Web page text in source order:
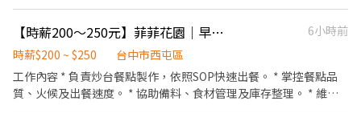
【時薪200～250元】菲菲花園｜早班炒台工讀｜依能力敘薪｜需具炒台經驗
6小時前
時薪$200 ~ $250
台中市西屯區
工作內容 * 負責炒台餐點製作，依照SOP快速出餐。 * 掌控餐點品
質、火候及出餐速度。 * 協助備料、食材管理及庫存整理。 * 維持